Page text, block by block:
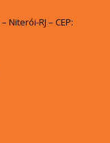
Niterói-RJ – CEP: